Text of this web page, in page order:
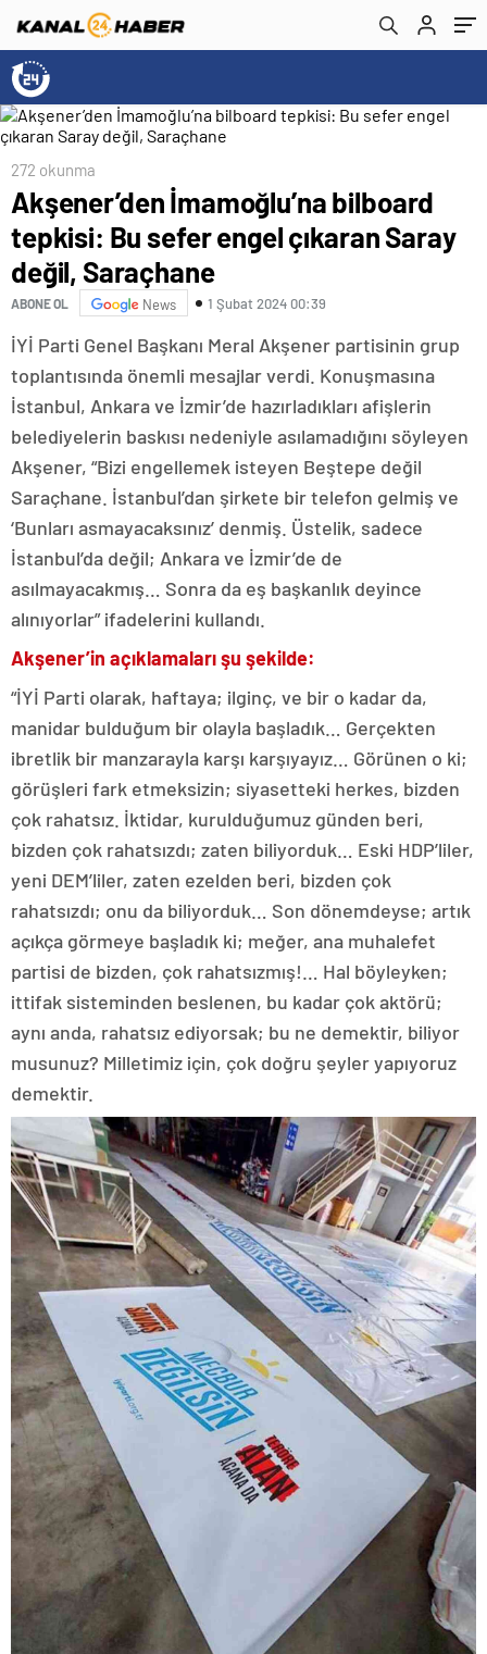
Saraçhane
272 okunma
Akşener’den İmamoğlu’na bilboard
tepkisi: Bu sefer engel çıkaran Saray
değil, Saraçhane
ABONE OL News 1 Şubat 2024 00:39
İYİ Parti Genel Başkanı Meral Akşener partisinin grup
toplantısında önemli mesajlar verdi. Konuşmasına
İstanbul, Ankara ve İzmir’de hazırladıkları afişlerin
belediyelerin baskısı nedeniyle asılamadığını söyleyen
Akşener, “Bizi engellemek isteyen Beştepe değil
Saraçhane. İstanbul’dan şirkete bir telefon gelmiş ve
‘Bunları asmayacaksınız’ denmiş. Üstelik, sadece
İstanbul’da değil; Ankara ve İzmir’de de
asılmayacakmış… Sonra da eş başkanlık deyince
alınıyorlar” ifadelerini kullandı.
Akşener’in açıklamaları şu şekilde:
“İYİ Parti olarak, haftaya; ilginç, ve bir o kadar da,
manidar bulduğum bir olayla başladık… Gerçekten
ibretlik bir manzarayla karşı karşıyayız… Görünen o ki;
görüşleri fark etmeksizin; siyasetteki herkes, bizden
çok rahatsız. İktidar, kurulduğumuz günden beri,
bizden çok rahatsızdı; zaten biliyorduk… Eski HDP’liler,
yeni DEM’liler, zaten ezelden beri, bizden çok
rahatsızdı; onu da biliyorduk… Son dönemdeyse; artık
açıkça görmeye başladık ki; meğer, ana muhalefet
partisi de bizden, çok rahatsızmış!… Hal böyleyken;
ittifak sisteminden beslenen, bu kadar çok aktörü;
aynı anda, rahatsız ediyorsak; bu ne demektir, biliyor
musunuz? Milletimiz için, çok doğru şeyler yapıyoruz
demektir.